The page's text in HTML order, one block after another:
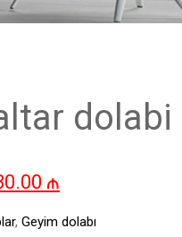
₼
, Geyim dolabı